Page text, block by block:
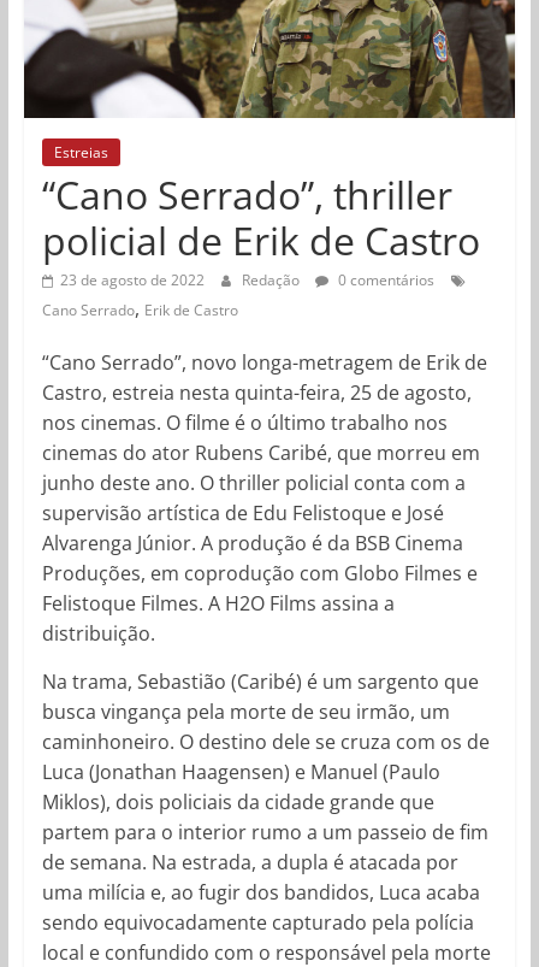
Estreias
“Cano Serrado”, thriller
policial de Erik de Castro
23 de agosto de 2022 Redação
0 comentários
Cano Serrado, Erik de Castro
“Cano Serrado”, novo longa-metragem de Erik de
Castro, estreia nesta quinta-feira, 25 de agosto,
nos cinemas. O filme é o último trabalho nos
cinemas do ator Rubens Caribé, que morreu em
junho deste ano. O thriller policial conta com a
supervisão artística de Edu Felistoque e José
Alvarenga Júnior. A produção é da BSB Cinema
Produções, em coprodução com Globo Filmes e
Felistoque Filmes. A H2O Films assina a
distribuição.
Na trama, Sebastião (Caribé) é um sargento que
busca vingança pela morte de seu irmão, um
caminhoneiro. O destino dele se cruza com os de
Luca (Jonathan Haagensen) e Manuel (Paulo
Miklos), dois policiais da cidade grande que
partem para o interior rumo a um passeio de fim
de semana. Na estrada, a dupla é atacada por
uma milícia e, ao fugir dos bandidos, Luca acaba
sendo equivocadamente capturado pela polícia
local e confundido com o responsável pela morte